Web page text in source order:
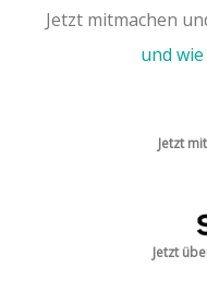
Jetzt mitmachen
und
Jetzt
Jetzt